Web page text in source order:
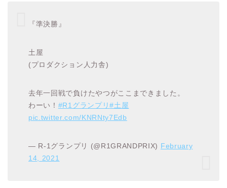
『準決勝』
土屋
(プロダクション人力舎)
去年一回戦で負けたやつがここまできました。
わーい！ #R1グランプリ#土屋
pic.twitter.com/KNRNty7Edb
— R-1グランプリ (@R1GRANDPRIX) February
14, 2021